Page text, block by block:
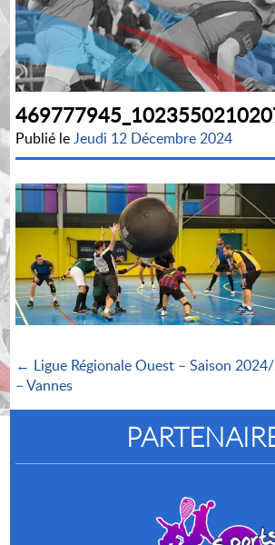
Publié leJeudi 12 Décembre 2024
← Ligue Régionale Ouest – Saison
– Vannes